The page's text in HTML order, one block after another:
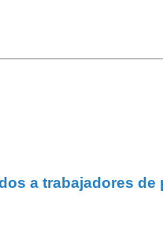
a trabajadores